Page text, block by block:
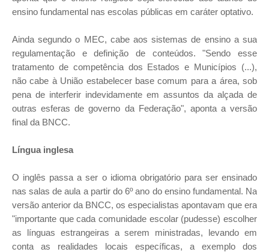
ensino fundamental nas escolas públicas em caráter optativo.
Ainda segundo o MEC, cabe aos sistemas de ensino a sua
regulamentação e definição de conteúdos. "Sendo esse
tratamento de competência dos Estados e Municípios (...),
não cabe à União estabelecer base comum para a área, sob
pena de interferir indevidamente em assuntos da alçada de
outras esferas de governo da Federação", aponta a versão
final da BNCC.
Língua inglesa
O inglês passa a ser o idioma obrigatório para ser ensinado
nas salas de aula a partir do 6º ano do ensino fundamental. Na
versão anterior da BNCC, os especialistas apontavam que era
"importante que cada comunidade escolar (pudesse) escolher
as línguas estrangeiras a serem ministradas, levando em
conta as realidades locais específicas, a exemplo dos